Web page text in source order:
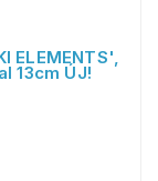
ELEMENTS',
13cm ÚJ!